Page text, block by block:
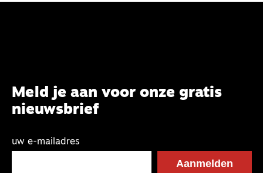
Meld je aan voor onze gratis
nieuwsbrief
uw e-mailadres